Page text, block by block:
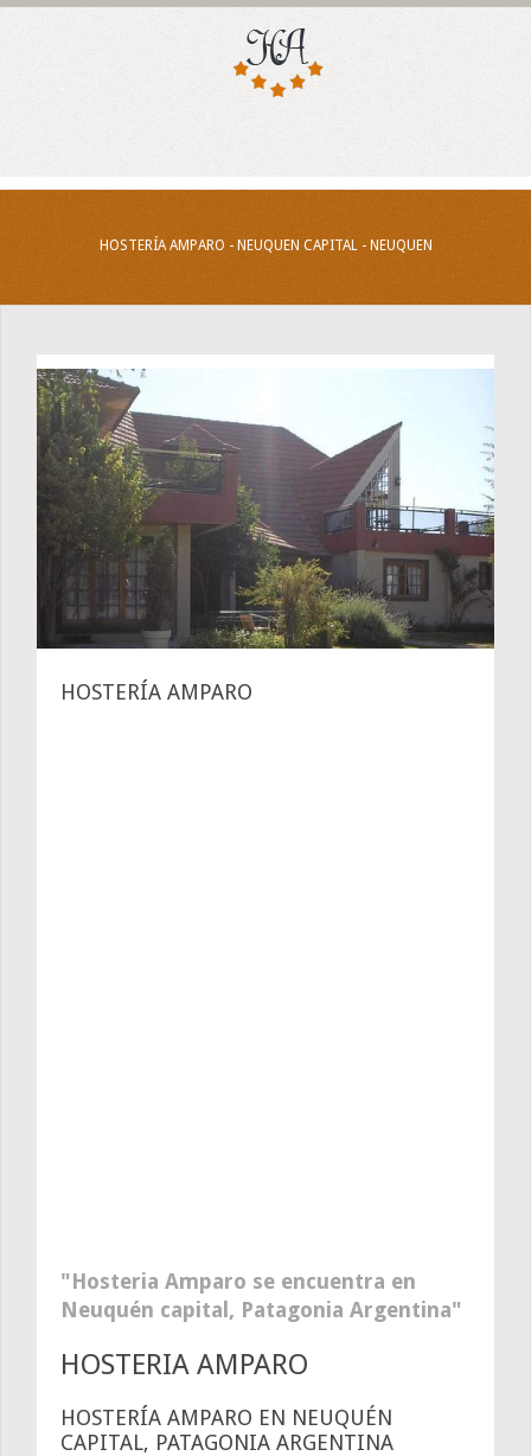
HOSTERÍA AMPARO - NEUQUEN CAPITAL - NEUQUEN
HOSTERÍA AMPARO
Hosteria Amparo se encuentra en
Neuquén capital, Patagonia Argentina
HOSTERIA AMPARO
HOSTERÍA AMPARO EN NEUQUÉN
CAPITAL, PATAGONIA ARGENTINA